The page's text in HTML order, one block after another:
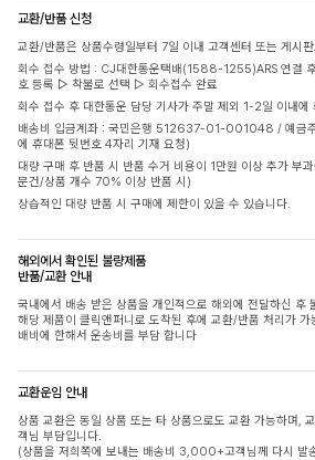
교환/반품 신청
교환/반품은 상품수령일부터 7일 이내 고객센터 또는 게시
회수 접수 방법 : CJ대한통운택배(1588-1255)ARS 연결
호 등록 ▷ 착불로 선택 ▷ 회수접수 완료
회수 접수 후 대한통운 담당 기사가 주말 제외 1-2일 이내에
배송비 입금계좌 : 국민은행 512637-01-001048 / 예금
에 휴대폰 뒷번호 4자리 기재 요청)
대량 구매 후 반품 시 반품 수거 비용이 1만원 이상 추가 부
문건/상품 개수 70% 이상 반품 시)
상습적인 대량 반품 시 구매에 제한이 있을 수 있습니다.
해외에서 확인된 불량제품
반품/교환 안내
국내에서 배송 받은 상품을 개인적으로 해외에 전달하신 후
해당 제품이 클릭앤퍼니로 도착된 후에 교환/반품 처리가
배비에 한해서 운송비를 부담 합니다
교환운임 안내
상품 교환은 동일 상품 또는 타 상품으로도 교환 가능하며,
객님 부담입니다.
(상품을 저희쪽에 보내는 배송비 3,000+고객님께 다시